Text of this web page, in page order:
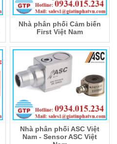
Nhà phân phối Cảm biến
First Việt Nam
Nhà phân phối ASC Việt
Nam - Sensor ASC Việt